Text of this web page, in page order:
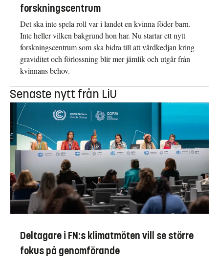
forskningscentrum
Det ska inte spela roll var i landet en kvinna föder barn.
Inte heller vilken bakgrund hon har. Nu startar ett nytt
forskningscentrum som ska bidra till att vårdkedjan kring
graviditet och förlossning blir mer jämlik och utgår från
kvinnans behov.
Senaste nytt från LiU
Deltagare i FN:s klimatmöten vill se större
fokus på genomförande